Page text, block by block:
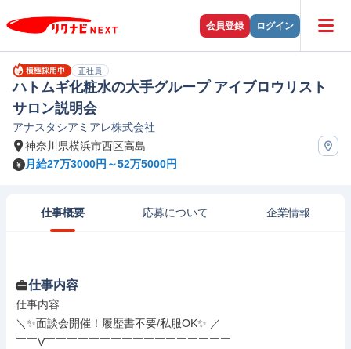
会員登録 ログイン
正社員
ハトムギ化粧水の大手グループ アイブロウリスト
サロン説明会
アナスタシアミアレ株式会社
神奈川県横浜市西区高島
月給27万3000円～52万5000円
仕事概要 応募について 企業情報
仕事内容
仕事内容
＼✨面談会開催！履歴書不要/私服OK✨ ／
￣￣V￣￣￣￣￣￣￣￣￣￣￣￣￣￣￣￣￣